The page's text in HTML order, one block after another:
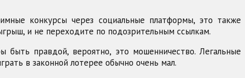
конкурсы через социальные платформы, это также
и не переходите по подозрительным ссылкам.
правдой, вероятно, это мошенничество. Легальные
в законной лотерее обычно очень мал.